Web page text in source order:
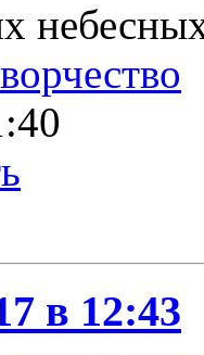
в 12:43